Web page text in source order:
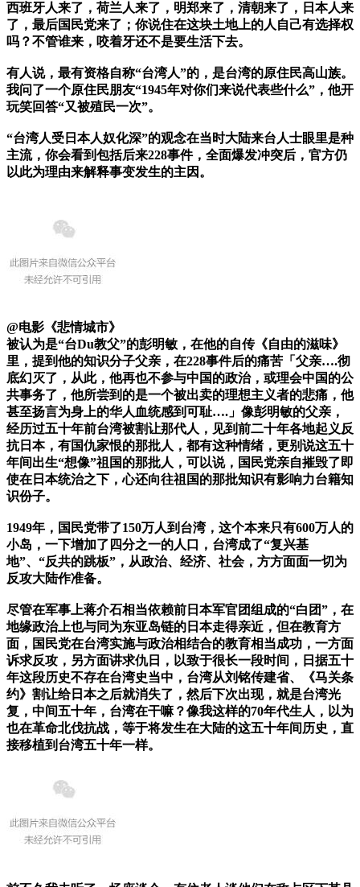
西班牙人来了，荷兰人来了，明郑来了，清朝来了，日本人来
了，最后国民党来了；你说住在这块土地上的人自己有选择权
吗？不管谁来，咬着牙还不是要生活下去。
有人说，最有资格自称“台湾人”的，是台湾的原住民高山族。
我问了一个原住民朋友“1945年对你们来说代表些什么”，他开
玩笑回答“又被殖民一次”。
“台湾人受日本人奴化深”的观念在当时大陆来台人士眼里是种
主流，你会看到包括后来228事件，全面爆发冲突后，官方仍
以此为理由来解释事变发生的主因。
@电影《悲情城市》
被认为是“台Du教父”的彭明敏，在他的自传《自由的滋味》
里，提到他的知识分子父亲，在228事件后的痛苦「父亲….彻
底幻灭了，从此，他再也不参与中国的政治，或理会中国的公
共事务了，他所尝到的是一个被出卖的理想主义者的悲痛，他
甚至扬言为身上的华人血统感到可耻….」像彭明敏的父亲，
经历过五十年前台湾被割让那代人，见到前二十年各地起义反
抗日本，有国仇家恨的那批人，都有这种情绪，更别说这五十
年间出生“想像”祖国的那批人，可以说，国民党亲自摧毁了即
使在日本统治之下，心还向往祖国的那批知识有影响力台籍知
识份子。
1949年，国民党带了150万人到台湾，这个本来只有600万人的
小岛，一下增加了四分之一的人口，台湾成了“复兴基
地”、“反共的跳板”，从政治、经济、社会，方方面面一切为
反攻大陆作准备。
尽管在军事上蒋介石相当依赖前日本军官团组成的“白团”，在
地缘政治上也与同为东亚岛链的日本走得亲近，但在教育方
面，国民党在台湾实施与政治相结合的教育相当成功，一方面
诉求反攻，另方面讲求仇日，以致于很长一段时间，日据五十
年这段历史不存在台湾史当中，台湾从刘铭传建省、《马关条
约》割让给日本之后就消失了，然后下次出现，就是台湾光
复，中间五十年，台湾在干嘛？像我这样的70年代生人，以为
也在革命北伐抗战，等于将发生在大陆的这五十年间历史，直
接移植到台湾五十年一样。